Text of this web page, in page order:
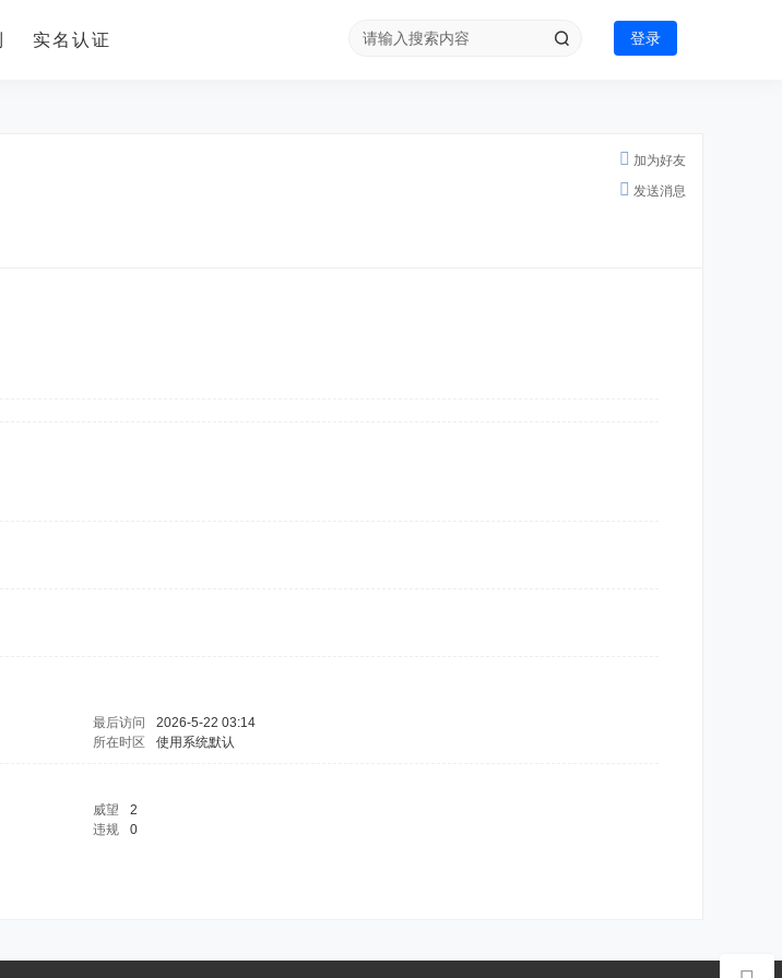
实名认证 登录
加为好友
发送消息
最后访问
2026-5-22 03:14
所在时区 使用系统默认
威望
2
违规
0